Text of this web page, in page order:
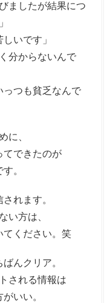
ましたが結果につ
いです」
分からないんで
っつも貧乏なんで
に、
てできたのが
。
れます。
い方は、
てください。笑
んクリア。
される情報は
いい。